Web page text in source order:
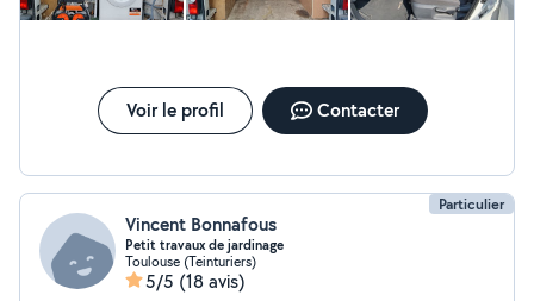
Voir le profil Contacter
Particulier
Vincent Bonnafous
Petit travaux de jardinage
Toulouse (Teinturiers)
5/5 (18 avis)